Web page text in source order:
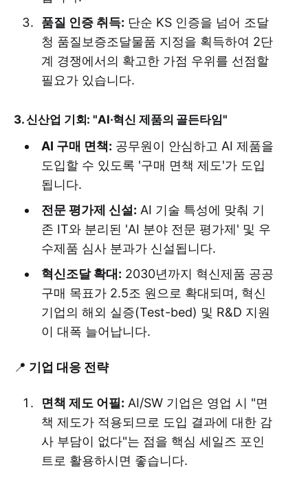
품질 인증 취득: 단순 KS 인증을 넘어 조달
청 품질보증조달물품 지정을 획득하여 2단
계 경쟁에서의 확고한 가점 우위를 선점할
필요가 있습니다.
3. 신산업 기회: "AI·혁신 제품의 골든타임"
AI 구매 면책: 공무원이 안심하고 AI 제품을
도입할 수 있도록 '구매 면책 제도'가 도입
됩니다.
전문 평가제 신설: AI 기술 특성에 맞춰 기
존 IT와 분리된 'AI 분야 전문 평가제' 및 우
수제품 심사 분과가 신설됩니다.
혁신조달 확대: 2030년까지 혁신제품 공공
구매 목표가 2.5조 원으로 확대되며, 혁신
기업의 해외 실증(Test-bed) 및 R&D 지원
이 대폭 늘어납니다.
📍 기업 대응 전략
면책 제도 어필: AI/SW 기업은 영업 시 "면
책 제도가 적용되므로 도입 결과에 대한 감
사 부담이 없다"는 점을 핵심 세일즈 포인
트로 활용하시면 좋습니다.